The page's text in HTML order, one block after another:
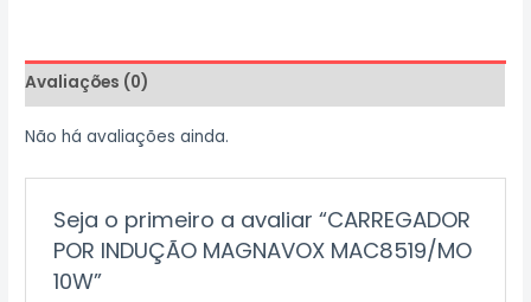
Avaliações (0)
Não há avaliações ainda.
Seja o primeiro a avaliar “CARREGADOR
POR INDUÇÃO MAGNAVOX MAC8519/MO
10W”